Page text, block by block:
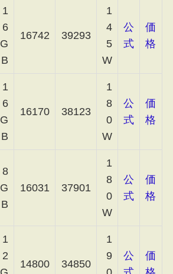
1
6
G
B
16742 39293
1
4
5
W
公
式
価
格
1
6
G
B
16170 38123
1
8
0
W
公
式
価
格
8
G
B
16031 37901
1
8
0
W
公
式
価
格
1
2
14800 34850
1
9
公
価